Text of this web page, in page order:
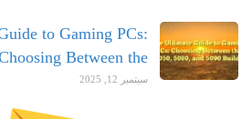
to Gaming PCs:
Between the…
سبتمبر 12, 2025